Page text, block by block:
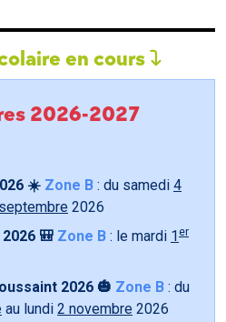
en cours
2026-2027
☀️ Zone B : du samedi 4
septembre 2026
🎒 Zone B : le mardi 1 er
2026 🎃 Zone B : du
au lundi 2 novembre 2026